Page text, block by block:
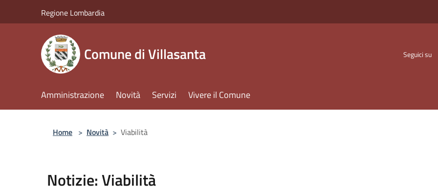
Regione Lombardia
Comune di Villasanta Seguici su
Amministrazione Novità Servizi Vivere il Comune
Home > Novità > Viabilità
Notizie: Viabilità